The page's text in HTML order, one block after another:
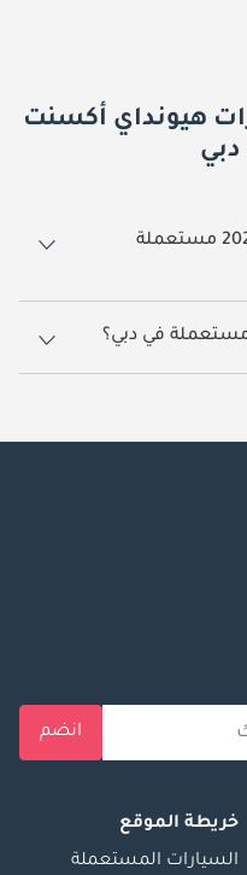
هيونداي أكسنت
كم عدد سيارات هيونداي أكسنت 2023 مستعملة
33,099.
انضم
خريطة الموقع
السيارات المستعملة